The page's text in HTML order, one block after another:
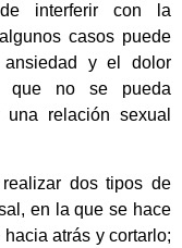
interferir con la
casos puede
y el dolor
que no se pueda
relación sexual
dos tipos de
en la que se hace
atrás y cortarlo;